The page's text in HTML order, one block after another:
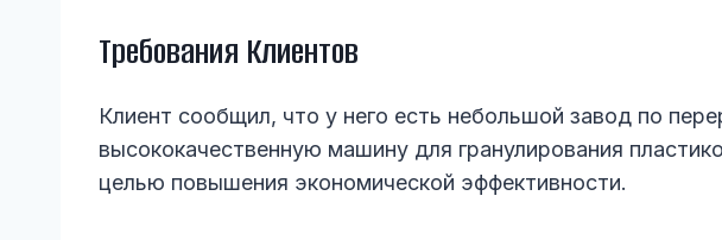
Требования Клиентов
Клиент сообщил, что у него есть небольшой завод по
высококачественную машину для гранулирования
целью повышения экономической эффективности.